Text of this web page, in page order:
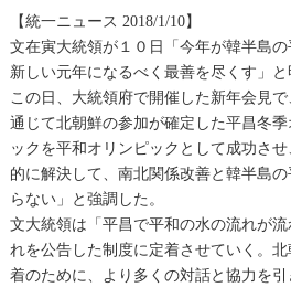
【統一ニュース 2018/1/10】
文在寅大統領が１０日「今年が韓半島
新しい元年になるべく最善を尽くす」と
この日、大統領府で開催した新年会見
通じて北朝鮮の参加が確定した平昌冬
ックを平和オリンピックとして成功さ
的に解決して、南北関係改善と韓半島
らない」と強調した。
文大統領は「平昌で平和の水の流れが
れを公告した制度に定着させていく。
着のために、より多くの対話と協力を